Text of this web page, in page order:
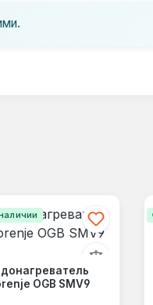
OGB SMV9